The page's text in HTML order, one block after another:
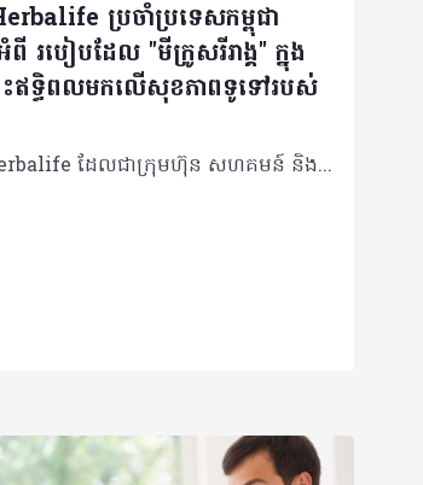
ប្រចាំប្រទេសកម្ពុជា
របៀបដែល "មីក្រូសរីរាង្គ" ក្នុង
ឥទ្ធិពលមកលើសុខភាពទូទៅរបស់
(ភ្នំពេញ)៖ Herbalife ដែលជាក្រុមហ៊ុន សហគមន៍ និងវេទិកាភ្ជាប់ទំនាក់ទំនងលំដាប់ថ្នាក់ពិភពលោក ផ្នែកសុខភាព និងសុខុមាលភាពបានចែករំលែកអំពីរបៀបដែល "មីក្រូសរីរាង្គ" ក្នុងពោះវៀនជះឥទ្ធិពលមកលើសុខភាពទូទៅរបស់យើង ។ មានមនុស្សតិចណាស់ដែលដឹងថា រាងកាយរបស់យើងមិនមែនផ្សំឡើងទាំងស្រុងដោយកោសិកាតែម្យ៉ាងនោះទេ។ មីក្រូសរីរាង្គរាប់លានរស់នៅក្នុងពោះវៀនរបស់យើង ហើយចំនួនរបស់ពួកវា លើសពីចំនួនសរុបនៃកោសិកាផ្ទាល់ខ្លួនរបស់យើងទៅទៀត។ ប្រព័ន្ធអេកូឡូស៊ីខ្នាតតូចនេះ ដែលមានបាក់តេរី វីរុស មេរោគផ្សិត និងប្រូតូហ្សូអា ត្រូវបានអ្នកវិទ្យាសាស្ត្រហៅថា "ហ្សែនទីពីរ" ហើយវាជះឥទ្ធិពលយ៉ាងស្ងប់ស្ងាត់ដល់ការរំលាយអាហារ ប្រព័ន្ធភាពស៊ាំ អារម្មណ៍ និងសូម្បីតែមុខងារនៃការយល់ដឹងរបស់យើង។ បាក់តេរីក្នុងពោះវៀន (Gut microbiota) មិនមែនគ្រាន់តែជា "អ្នកដំណើរឆ្លងកាត់" ធម្មតានោះទេ ប៉ុន្តែគឺជាដៃគូរួមរស់ដែលបានវិវត្តន៍មកជាមួយមនុស្សអស់រាប់លានឆ្នាំមកហើយ។ នៅក្នុងពោះវៀនរបស់មនុស្សពេញវ័យដែលមានសុខភាពល្អ មានបាក់តេរីច្រើនជាង ១,០០០ ប្រភេទ ដែលមានទម្ងន់សរុបពី ១ ទៅ ២ គីឡូក្រាម ដែលស្មើនឹងទម្ងន់នៃថ្លើមមួយ។ មីក្រូសរីរាង្គទាំងនេះមានអន្តរកម្មជាមួយយើងតាមបណ្តាញដ៏ស្មុគស្មាញ៖ • ពួកវាជួយបំបែកជាតិសរសៃដែលពិបាករំលាយ និងបង្កើតអាស៊ីតខ្លាញ់ខ្សែខ្លី (ដូចជា Butyrate) ដើម្បីផ្តល់ថាមពលដល់កោសិកាពោះវៀន។ • សំយោគសារធាតុចិញ្ចឹម វីតាមីន K និងវីតាមីនក្រុម B។ • បង្ហាត់ប្រព័ន្ធភាពស៊ាំរបស់យើងឱ្យចេះបែងចែករវាងមិត្តនិងសត្រូវ។ • ចូលរួមក្នុងកិច្ចការគ្រប់គ្រងការរំលាយអាហារ (Metabolism) និងការឆ្លើយតបនឹងការរលាក។ ក្នុងរយៈពេលប៉ុន្មានឆ្នាំចុងក្រោយនេះ អ្នកវិទ្យាសាស្ត្របានរកឃើញថា ឥទ្ធិពលនៃបាក់តេរីក្នុងពោះវៀនមានវិសាលភាពលើសពីប្រព័ន្ធរំលាយអាហារទៅទៀត។ តាមរយៈ "Gut-brain axis" ប្រព័ន្ធទំនាក់ទំនងទ្វេទិសនេះអនុញ្ញាតឱ្យមីក្រូសរីរាង្គផលិតសារធាតុសរសៃប្រសាទដូចជា serotonin (ប្រហែល ៩០% ត្រូវបានផលិតនៅក្នុងពោះវៀន), dopamine និង GABA ដែលជះឥទ្ធិពលដោយផ្ទាល់ដល់ការឆ្លើយតបនៃអារម្មណ៍ និងភាពតានតឹង។ ការសិក្សាមួយដែលបានចុះផ្សាយក្នុងទស្សនាវដ្តី Nature Microbiology បានផ្សារភ្ជាប់សមាសភាពជាក់លាក់នៃពោះវៀនទៅនឹងហានិភ័យនៃជំងឺធ្លាក់ទឹកចិត្ត។ ការសិក្សាមួយទៀតក៏បានរកឃើញថា បាក់តេរីក្នុងពោះវៀនរបស់អ្នកជំងឺ Parkinson មានភាពខុសគ្នាខ្លាំងពីមនុស្សដែលមានសុខភាពល្អ ដែលនេះបង្ហាញថាពោះវៀនអាចជាចំណុចចាប់ផ្តើមមួយនៃជំងឺប្រព័ន្ធសរសៃប្រសាទនេះ។ ទោះជាយ៉ាងណាក៏ដោយ ប្រព័ន្ធអេកូឡូស៊ីដ៏តូចឆ្មានេះគឺងាយរងគ្រោះណាស់។មានកត្តាជាច្រើនដែលរបៀបរស់នៅក្នុងសម័យទំនើបនេះអាចបណ្តាលឱ្យមានអតុល្យភាពបាក់តេរី (ហៅតាមវេជ្ជសាស្ត្រថា Dysbiosis)៖ • របបអាហារ៖ របបអាហារបែបលោកខាងលិចដែលមានជាតិស្ករ និងខ្លាញ់ខ្ពស់ បានកាត់បន្ថយការទទួលទានជាតិសរសៃដែលចាំបាច់សម្រាប់បាក់តេរីមានប្រយោជន៍។ • ការប្រើប្រាស់ថ្នាំផ្សះហួសកម្រិត៖ ថ្នាំផ្សះដែលមានប្រសិទ្ធភាពខ្លាំងនិងទូលំទូលាយនឹងបោសសម្អាតមីក្រូសរីរាង្គយ៉ាងច្រើនដោយមិនរើសមុខនោះឡើយ។ • សម្ពាធផ្លូវចិត្តរ៉ាំរ៉ៃ៖ ស្ថានភាពស្ត្រេសបន្តបន្ទាប់ផ្លាស់ប្តូរការជ្រាបនៃពោះវៀន និងសមាសធាតុបាក់តេរី។ • ការគេងមិនគ្រប់គ្រាន់៖ រំខានដល់ចង្វាក់ជីវសាស្រ្ត (Circadian rhythm) និងប៉ះពាល់ដល់វដ្តមេតាប៉ូលីសនៃបាក់តេរី។ • ការធ្វើអនាម័យលើសកម្រិត៖ កាត់បន្ថយឱកាសសម្រាប់ការទាក់ទងជាមួយជាមួយមីក្រូសរីរាង្គចម្រុះដទៃទៀតនៅក្នុងបរិស្ថាន។ ផលប៉ះពាល់លើសុខភាព និងការថែទាំ អតុល្យភាពបាក់តេរី​ (Dysbiosis) នេះមានទំនាក់ទំនងយ៉ាងជិតស្និទ្ធជាមួយជំងឺជាច្រើន។ ជំងឺប្រព័ន្ធរំលាយអាហារដូចជា ជំងឺរលាកពោះវៀន និងរោគសញ្ញាពោះវៀនដែលងាយរងរំញោច (IBS) មានទំនាក់ទំនងនឹងការប្រែប្រួលបាក់តេរីជាក់លាក់។ មនុស្សដែលធាត់លើសទម្ងន់ជាទូទៅមានភាពចម្រុះនៃបាក់តេរីក្នុងពោះវៀនទាប ហើយផ្ទុយទៅវិញមានប្រសិទ្ធភាពក្នុងការស្រូបយកថាមពលខ្ពស់ជាង។ សូម្បីតែជំងឺប្រព័ន្ធភាពស៊ាំប្រឆាំងខ្លួនឯង ជំងឺអាលែហ្សី និងសូម្បីតែសុខភាពសរសៃឈាមបេះដូង ក៏អាចរងឥទ្ធិពលពីបាក់តេរីទាំងនេះដែរ ។ ដូច្នោះតើយើងគួរថែរក្សា "ប្រព័ន្ធអេកូឡូស៊ីដ៏តូចឆ្មា" នេះដោយរបៀបណា? 1. របបអាហារចម្រុះគឺជាមូលដ្ឋានគ្រឹះ៖ មីក្រូសរីរាង្គផ្សេងៗគ្នាចូលចិត្តអាហារខុសៗគ្នា ដូច្នេះភាពចម្រុះនៃរបបអាហារគឺជាគន្លឹះក្នុងការរក្សាភាពចម្រុះនៃបាក់តេរី។ បន្លែ ផ្លែឈើ គ្រាប់ធញ្ញជាតិ និងសណ្តែកដែលសម្បូរជាតិសរសៃគឺជា "ប្រេងឥន្ធនៈ" សម្រាប់បាក់តេរីមានប្រយោជន៍ ។ អាហារផ្អាប់ដូចជា យ៉ាអួ បន្លែផ្អាប់ និងតែ Kombucha សម្បូរទៅដោយប្រូបាយអូទិក (Probiotics) សកម្ម។ សារធាតុ Polyphenols (ដែលមានក្នុងផ្លែប៊ឺរី តែ និងសូកូឡាខ្មៅ) ក៏មានប្រសិទ្ធភាពជាប្រេបាយអូទិក (Prebiotics) ផងដែរដែលដើរតួជាស្បៀងសម្រាប់ជួយទ្រទ្រង់ដល់បាក់តេរីល្អៗដែលមានស្រាប់នៅក្នុងខ្លួន។ 2. ប្រើប្រាស់ថ្នាំផ្សះដោយឈ្លាសវៃ៖ អនុវត្តតាមការណែនាំរបស់គ្រូពេទ្យឱ្យបានពេញលេញ និងជៀសវាងការប្រើប្រាស់ដែលមិនចាំបាច់។ 3. គ្រប់គ្រងសម្ពាធផ្លូវចិត្ត និងការគេង៖ ការធ្វើសមាធិ ការហាត់ប្រាណបានទៀងទាត់ និងការរក្សាកាលវិភាគចូលដំណេកឱ្យទៀងទាត់ សុទ្ធតែជួយរក្សាសុខភាពពោះវៀនរបស់អ្នក។ 4. ធម្មជាតិ៖ ចេញទៅក្រៅផ្ទះខ្លះដើម្បីជួយឱ្យមានអន្តរកម្មរវាងអតិសុខមប្រាណចម្រុះក្នុងបរិស្ថាន ដែលអាចមានប្រយោជន៍ដល់​ការលូតលាស់នៃប្រព័ន្ធភាពស៊ាំ និងភាពចម្រុះនៃបាក់តេរីក្នុងខ្លួនយើងបាន។ ការប្រើប្រាស់អាហារបំប៉ន អាហារជួយចិញ្ចឹមប្រព័ន្ធអេកូឡូស៊ីខាងក្នុងខ្លួនរបស់យើង ក៏ប៉ុន្តែមនុស្សនៅក្នុងយុគសម័យថ្មីនេះ ជាទូទៅខ្វះការទទួលទានជាតិសរសៃ។ កត្តានានាដូចជាជីវិតដ៏មមាញឹក ប្រញ៉ាប់ប្រញាល់ របបអាហារគ្មានតុល្យភាព និងការថមថយនូវសកម្មភាពក្រៅផ្ទះ ធ្វើឱ្យរបបអាហារប្រចាំថ្ងៃតែមួយមុខពិបាកឆ្លើយតបទៅនឹងតម្រូវការរាងកាយជាក់ស្តែង។ អាហារបំប៉ន "ប្រូបាយអូទិក​ (Probiotic)" អាចចូលទៅក្នុងពោះវៀនដោយផ្ទាល់ដើម្បីបំពេញបន្ថែមបាក់តេរីមានប្រយោជន៍។ចំណែក "ប្រេបាយអូទិក (Prebiotics)" (ជាចម្បងគឺជាតិសរសៃរលាយ) គឺមានលក្ខណៈទូទៅជាង ដោយវាផ្តល់អាហារូបត្ថម្ភដល់បាក់តេរីមានប្រយោជន៍ដែលមានស្រាប់។ ទឹកប្រទាលកន្ទុយក្រពើជួយសម្រួលបរិស្ថានក្នុងក្នុងពោះវៀនៗ និងជួយជម្រុញការរីកលូតលាស់នៃប្រូបាយអូទិក។ ការរួមបញ្ចូលគ្នានេះរួមគ្នាបង្កើតបរិស្ថានអេកូឡូស៊ី ដែលកាន់តែអំណោយផលដល់ការលូតលាស់នៃមីក្រូសរីរាង្គចម្រុះ ដោយហេតុនេះបង្កើនតុល្យភាព និងភាពធន់នៃមីក្រូជីវសាស្ត្រពោះវៀន ដែលជះឥទ្ធិពលជាវិជ្ជមានដល់សុខភាព និងភាពស៊ាំទាំងមូល។ សរុបមក ស្នូលនៃសុខភាពពោះវៀនគឺសុខភាពរបស់បាក់តេរី ហើយការរក្សាតុល្យភាពនៃប្រព័ន្ធអេកូឡូស៊ីមីក្រូសរីរាង្គ គឺជាការវិនិយោគដ៏សំខាន់បំផុតមួយដែលយើងអាចធ្វើបានសម្រាប់សុខភាពខ្លួនឯង។ ការរក្សាបាក់តេរីក្នុងពោះវៀនឱ្យបានល្អ ស្មើរនឹងការស្រឡាញ់ខ្លួនឯង។ អំពីក្រុមហ៊ុន Herbalife ក្រុមហ៊ុន Herbalife (NYSE: HLF) គឺជាក្រុមហ៊ុនសុខភាព និងសុខុមាលភាពឈានមុខគេ និងជាសហគមន៍ដែលកំពុងផ្លាស់ប្តូរជីវិតរបស់មនុស្សជាមួយនឹងផលិតផលអាហារូបត្ថម្ភដ៏អស្ចារ្យ និងជាឱកាសអាជីវកម្មសម្រាប់អ្នកសមាជិកឯករាជ្យរបស់ខ្លួនចាប់តាំងពីឆ្នាំ 1980។ ក្រុមហ៊ុនផ្តល់ជូននូវផលិតផលដែលគាំទ្រដោយវិទ្យាសាស្រ្តដល់អ្នកប្រើប្រាស់នៅក្នុងទីផ្សារជាង 90។ តាមរយៈសមាជិកឯករាជ្យដែលផ្តល់ជូននូវការបណ្តុះបណ្តាលមួយទល់មួយ និងផ្តល់ការគាំទ្រសហគមន៍ដោយបំផុសគំនិតឱ្យអតិថិជនប្រកាន់ខ្ជាប់នូវរបៀបរស់នៅដែលមានភាពសកម្ម។